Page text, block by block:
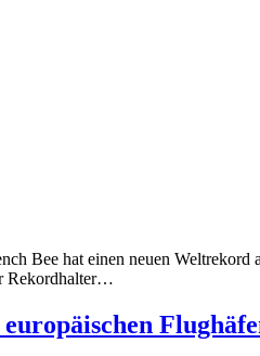
Bee hat einen neuen
Rekordhalter…